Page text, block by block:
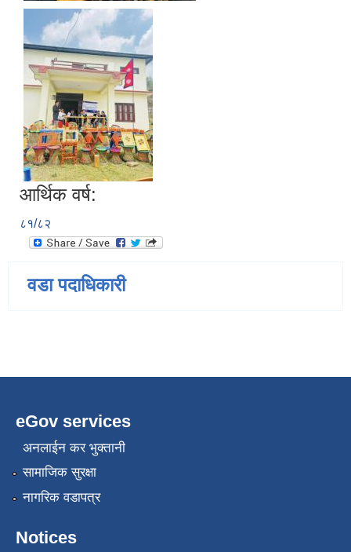
आर्थिक वर्ष:
८१/८२
वडा पदाधिकारी
eGov services
अनलाईन कर भुक्तानी
सामाजिक सुरक्षा
नागरिक वडापत्र
Notices